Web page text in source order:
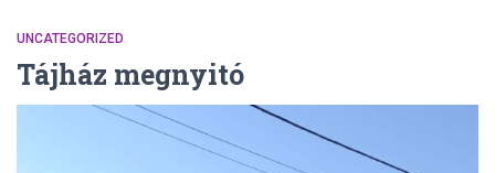
UNCATEGORIZED
Tájház megnyitó